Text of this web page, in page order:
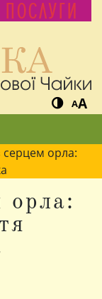
ПОСЛУГИ
AA
серцем орла:
орла: